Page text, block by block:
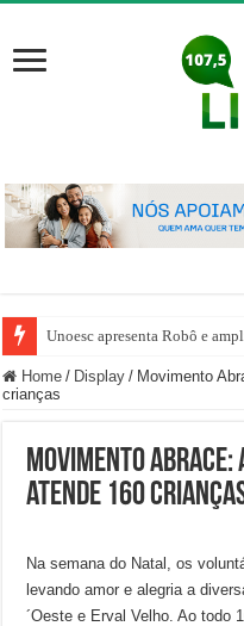
Unoesc apresenta Robô e
Home / Display / Movimento
crianças
Movimento
atende 160
Na semana do Natal, os
levando amor e alegria a
´Oeste e Erval Velho. Ao todo